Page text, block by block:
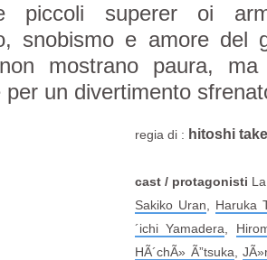
piccoli superer oi
snobismo e amore del
mostrano paura,
per un divertimento
regia di : hitoshi
cast / protagonisti
Sakiko Uran
Haruka
´ichi Yamadera
HÃ´chÃ» Ã”tsuka ,